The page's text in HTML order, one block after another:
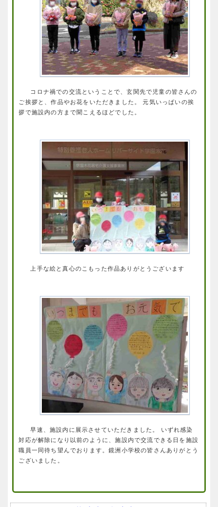
コロナ禍での交流ということで、玄関先で児童の皆さんの
ご挨拶と、作品やお花をいただきました。 元気いっぱいの挨
拶で施設内の方まで聞こえるほどでした。
上手な絵と真心のこもった作品ありがとうございます
早速、施設内に展示させていただきました。 いずれ感染
対応が解除になり以前のように、施設内で交流できる日を施設
職員一同待ち望んでおります。鏡洲小学校の皆さんありがとう
ございました。